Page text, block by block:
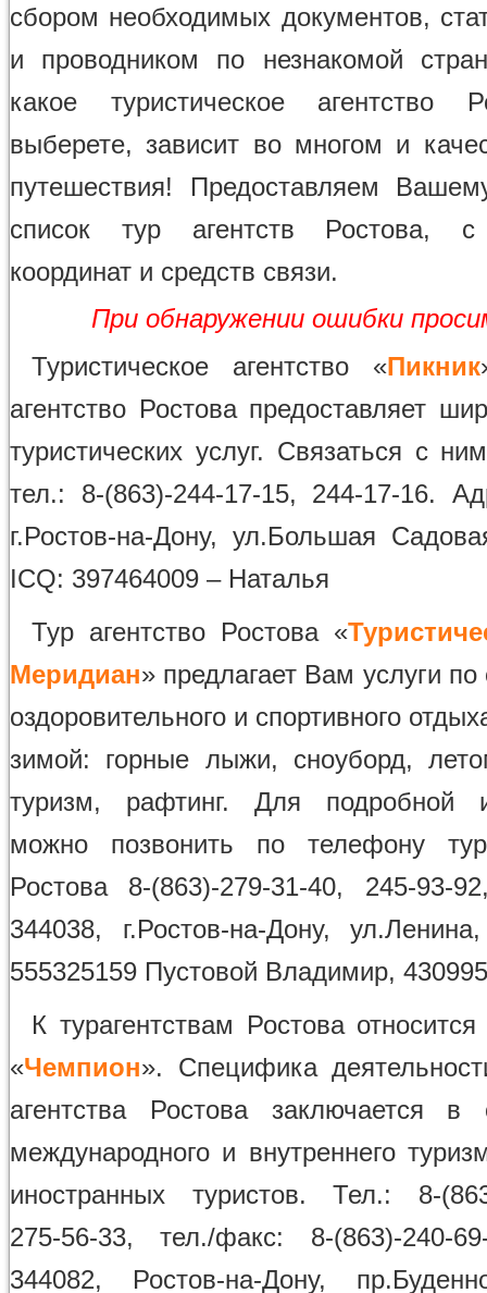
сбором необходимых документов,
и проводником по незнакомой
какое туристическое агентство
выберете, зависит во многом и
путешествия! Предоставляем
список тур агентств Ростова, с
координат и средств связи.
При обнаружении ошибки
Туристическое агентство «Пикник
агентство Ростова предоставляет
туристических услуг. Связаться с
тел.: 8-(863)-244-17-15, 244-17-16.
г.Ростов-на-Дону, ул.Большая
ICQ: 397464009 – Наталья
Тур агентство Ростова «
Меридиан» предлагает Вам услуги по
оздоровительного и спортивного
зимой: горные лыжи, сноуборд,
туризм, рафтинг. Для подробной
можно позвонить по телефону
Ростова 8-(863)-279-31-40, 245-93-
344038, г.Ростов-на-Дону,
555325159 Пустовой Владимир,
К турагентствам Ростова
«Чемпион». Специфика
агентства Ростова заключается в
международного и внутреннего
иностранных туристов. Тел.: 8-
275-56-33, тел./факс: 8-(863)-240-
344082, Ростов-на-Дону,